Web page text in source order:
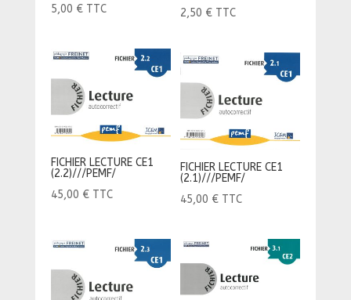
5,00 € TTC
2,50 € TTC
FICHIER LECTURE CE1
(2.2)///PEMF/
45,00 € TTC
FICHIER LECTURE CE1
(2.1)///PEMF/
45,00 € TTC